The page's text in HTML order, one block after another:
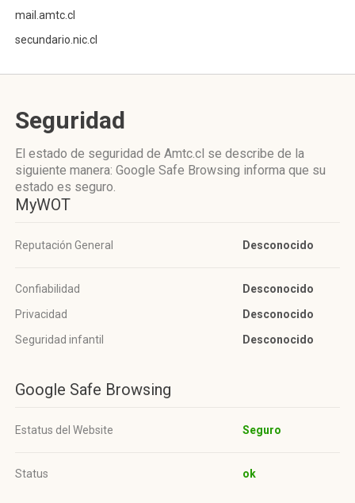
mail.amtc.cl
secundario.nic.cl
Seguridad
El estado de seguridad de Amtc.cl se describe de la
siguiente manera: Google Safe Browsing informa que su
estado es seguro.
MyWOT
Reputación General Desconocido
Confiabilidad
Desconocido
Privacidad
Desconocido
Seguridad infantil
Desconocido
Google Safe Browsing
Estatus del Website Seguro
Status ok